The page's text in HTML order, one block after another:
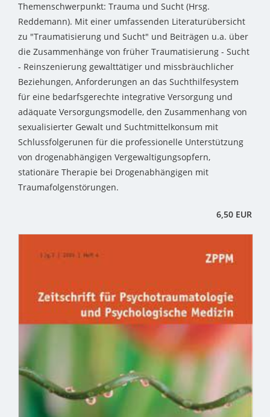
Themenschwerpunkt: Trauma und Sucht (Hrsg.
Reddemann). Mit einer umfassenden Literaturübersicht
zu "Traumatisierung und Sucht" und Beiträgen u.a. über
die Zusammenhänge von früher Traumatisierung - Sucht
- Reinszenierung gewalttätiger und missbräuchlicher
Beziehungen, Anforderungen an das Suchthilfesystem
für eine bedarfsgerechte integrative Versorgung und
adäquate Versorgungsmodelle, den Zusammenhang von
sexualisierter Gewalt und Suchtmittelkonsum mit
Schlussfolgerunen für die professionelle Unterstützung
von drogenabhängigen Vergewaltigungsopfern,
stationäre Therapie bei Drogenabhängigen mit
Traumafolgenstörungen.
6,50 EUR